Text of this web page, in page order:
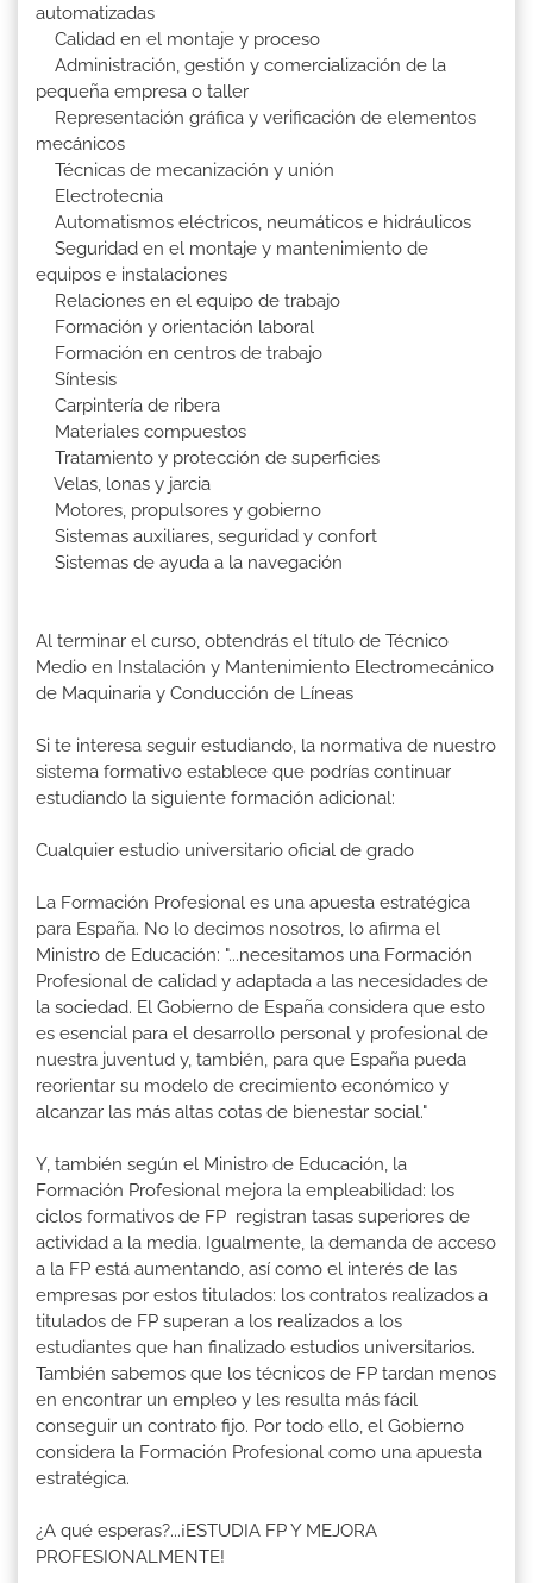
automatizadas
Calidad en el montaje y proceso
Administración, gestión y comercialización de la
pequeña empresa o taller
Representación gráfica y verificación de elementos
mecánicos
Técnicas de mecanización y unión
Electrotecnia
Automatismos eléctricos, neumáticos e hidráulicos
Seguridad en el montaje y mantenimiento de
equipos e instalaciones
Relaciones en el equipo de trabajo
Formación y orientación laboral
Formación en centros de trabajo
Síntesis
Carpintería de ribera
Materiales compuestos
Tratamiento y protección de superficies
Velas, lonas y jarcia
Motores, propulsores y gobierno
Sistemas auxiliares, seguridad y confort
Sistemas de ayuda a la navegación
Al terminar el curso, obtendrás el título de Técnico
Medio en Instalación y Mantenimiento Electromecánico
de Maquinaria y Conducción de Líneas
Si te interesa seguir estudiando, la normativa de nuestro
sistema formativo establece que podrías continuar
estudiando la siguiente formación adicional:
Cualquier estudio universitario oficial de grado
La Formación Profesional es una apuesta estratégica
para España. No lo decimos nosotros, lo afirma el
Ministro de Educación: "...necesitamos una Formación
Profesional de calidad y adaptada a las necesidades de
la sociedad. El Gobierno de España considera que esto
es esencial para el desarrollo personal y profesional de
nuestra juventud y, también, para que España pueda
reorientar su modelo de crecimiento económico y
alcanzar las más altas cotas de bienestar social."
Y, también según el Ministro de Educación, la
Formación Profesional mejora la empleabilidad: los
ciclos formativos de FP registran tasas superiores de
actividad a la media. Igualmente, la demanda de acceso
a la FP está aumentando, así como el interés de las
empresas por estos titulados: los contratos realizados a
titulados de FP superan a los realizados a los
estudiantes que han finalizado estudios universitarios.
También sabemos que los técnicos de FP tardan menos
en encontrar un empleo y les resulta más fácil
conseguir un contrato fijo. Por todo ello, el Gobierno
considera la Formación Profesional como una apuesta
estratégica.
¿A qué esperas?...¡ESTUDIA FP Y MEJORA
PROFESIONALMENTE!